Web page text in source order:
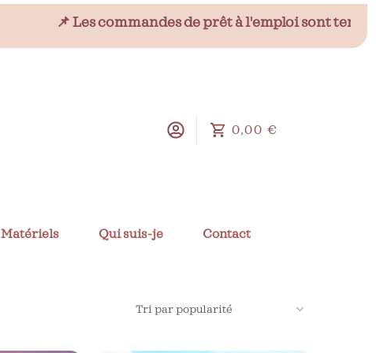
📌 Les commandes de prêt à l'emploi sont
0,00 €
Matériels Qui suis-je Contact